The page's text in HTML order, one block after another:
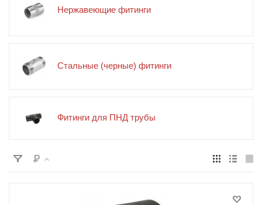
Нержавеющие фитинги
Стальные (черные) фитинги
Фитинги для ПНД трубы